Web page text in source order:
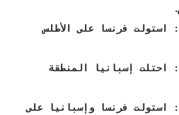
- في الفترة 1914-1920 : استولت فرنسا على الأطلس
- في الفترة 1921-1926 : احتلت إسبانيا المنطقة
- في الفترة 1931-1934 : استولت فرنسا وإسبانيا على